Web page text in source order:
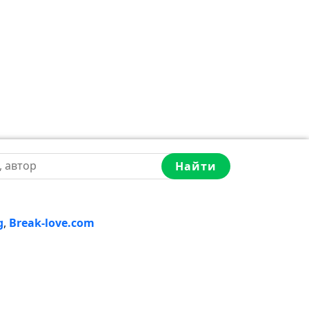
Найти
, Break-love.com